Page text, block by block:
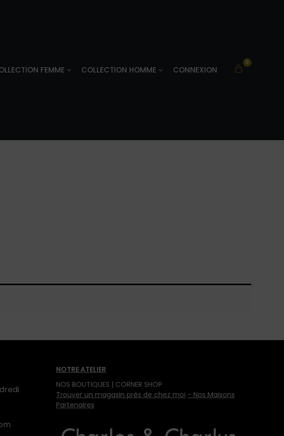
FEMME COLLECTION HOMME CONNEXION
0
NOTRE ATELIER
NOS BOUTIQUES | CORNER SHOP
Trouver un magasin près de chez moi - Nos Maisons
Partenaires